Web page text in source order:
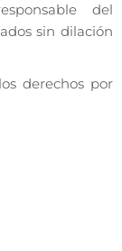
del
sin dilación
derechos por